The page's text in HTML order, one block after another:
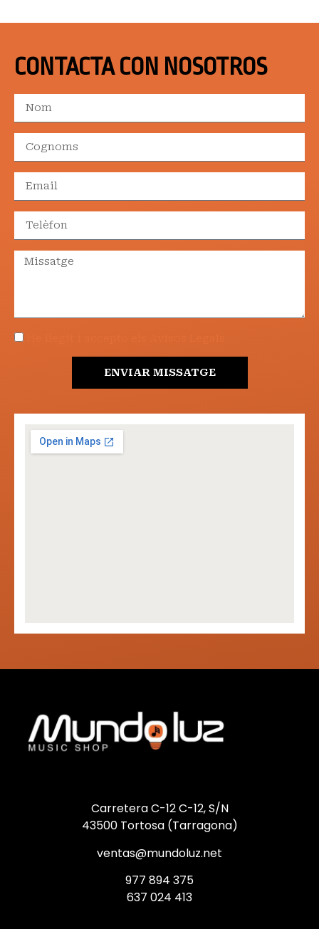
CONTACTA CON NOSOTROS
ENVIAR MISSATGE
Carretera C-12 C-12, S/N
43500 Tortosa (Tarragona)
ventas@mundoluz.net
977 894 375
637 024 413